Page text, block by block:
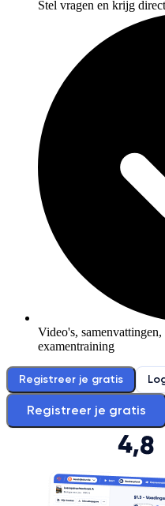
Stel vragen en krijg
Video's,
examentraining
Registreer je gratis
Registreer je gratis